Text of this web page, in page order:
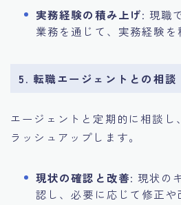
実務経験の積み上げ: 現職
業務を通じて、実務経験を
5. 転職エージェントとの相談
エージェントと定期的に相談
ラッシュアップします。
現状の確認と改善: 現状の
認し、必要に応じて修正や